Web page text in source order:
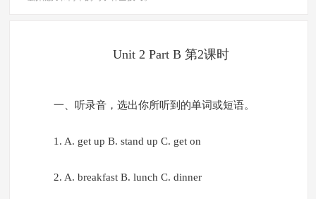
Unit 2 Part B 第2课时
一、听录音，选出你所听到的单词或短语。
1. A. get up B. stand up C. get on
2. A. breakfast B. lunch C. dinner